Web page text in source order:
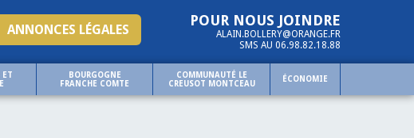
POUR NOUS JOINDRE
ALAIN.BOLLERY@ORANGE.FR
SMS AU 06.98.82.18.88
ANNONCES LÉGALES
ET
BOURGOGNE
FRANCHE COMTE
COMMUNAUTÉ LE
CREUSOT MONTCEAU
ÉCONOMIE